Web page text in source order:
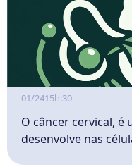
01/2415h:30
O câncer cervical, é
desenvolve nas